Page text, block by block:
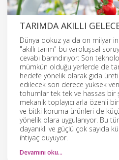
TARIMDA AKILLI
Dünya dokuz ya da on milyar
"akıllı tarım" bu varoluşsal
cevabı barındırıyor: Son
mümkün olduğu yerlerde de
hedefe yönelik olarak gıda
edilecek son derece yüksek
tohumlar tek tek ve hassas bir
mekanik toplayıcılarla özenli
ve bitki koruma ürünleri de
yönelik olara uygulanıyor. Bu
dayanıklı ve güçlü çok sayıda
ihtiyaç duyuyor.
Devamını oku…